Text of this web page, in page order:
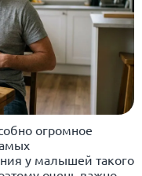
огромное
у малышей такого